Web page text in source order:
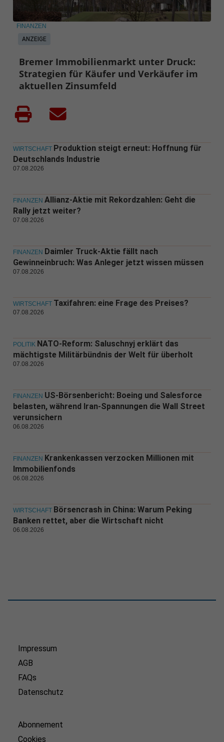
ANZEIGE
FINANZEN
Bremer Immobilienmarkt unter Druck:
Strategien für Käufer und Verkäufer im
aktuellen Zinsumfeld
WIRTSCHAFT Produktion steigt erneut: Hoffnung für
Deutschlands Industrie
07.08.2026
FINANZEN Allianz-Aktie mit Rekordzahlen: Geht die
Rally jetzt weiter?
07.08.2026
FINANZEN Daimler Truck-Aktie fällt nach
Gewinneinbruch: Was Anleger jetzt wissen müssen
07.08.2026
WIRTSCHAFT Taxifahren: eine Frage des Preises?
07.08.2026
POLITIK NATO-Reform: Saluschnyj erklärt das
mächtigste Militärbündnis der Welt für überholt
07.08.2026
FINANZEN US-Börsenbericht: Boeing und Salesforce
belasten, während Iran-Spannungen die Wall Street
verunsichern
06.08.2026
FINANZEN Krankenkassen verzocken Millionen mit
Immobilienfonds
06.08.2026
WIRTSCHAFT Börsencrash in China: Warum Peking
Banken rettet, aber die Wirtschaft nicht
06.08.2026
Impressum
AGB
FAQs
Datenschutz
Abonnement
Cookies